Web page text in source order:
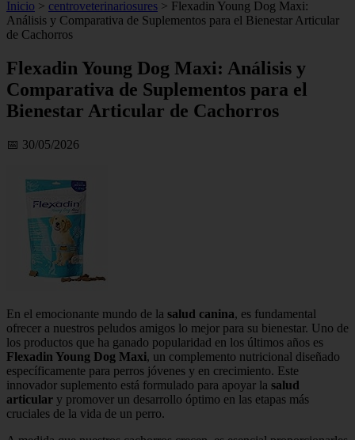
Inicio > centroveterinariosures > Flexadin Young Dog Maxi:
Análisis y Comparativa de Suplementos para el Bienestar Articular
de Cachorros
Flexadin Young Dog Maxi: Análisis y
Comparativa de Suplementos para el
Bienestar Articular de Cachorros
📅 30/05/2026
En el emocionante mundo de la salud canina, es fundamental
ofrecer a nuestros peludos amigos lo mejor para su bienestar. Uno de
los productos que ha ganado popularidad en los últimos años es
Flexadin Young Dog Maxi, un complemento nutricional diseñado
específicamente para perros jóvenes y en crecimiento. Este
innovador suplemento está formulado para apoyar la salud
articular y promover un desarrollo óptimo en las etapas más
cruciales de la vida de un perro.